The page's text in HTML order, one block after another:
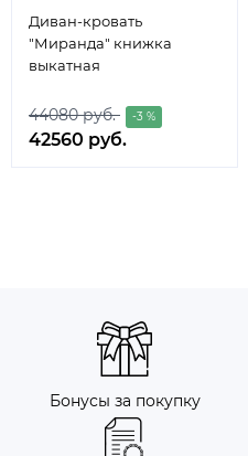
Диван-кровать
"Миранда" книжка
выкатная
44080 руб. -3 %
42560 руб.
Бонусы за покупку